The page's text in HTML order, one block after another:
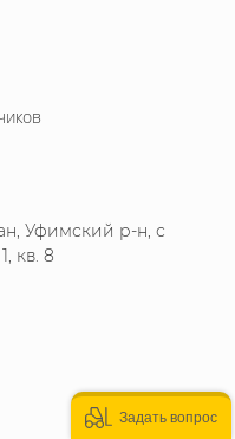
Уфимский р-н, с
кв. 8
Задать вопрос